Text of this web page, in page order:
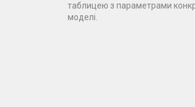
таблицею з параметрами
моделі.